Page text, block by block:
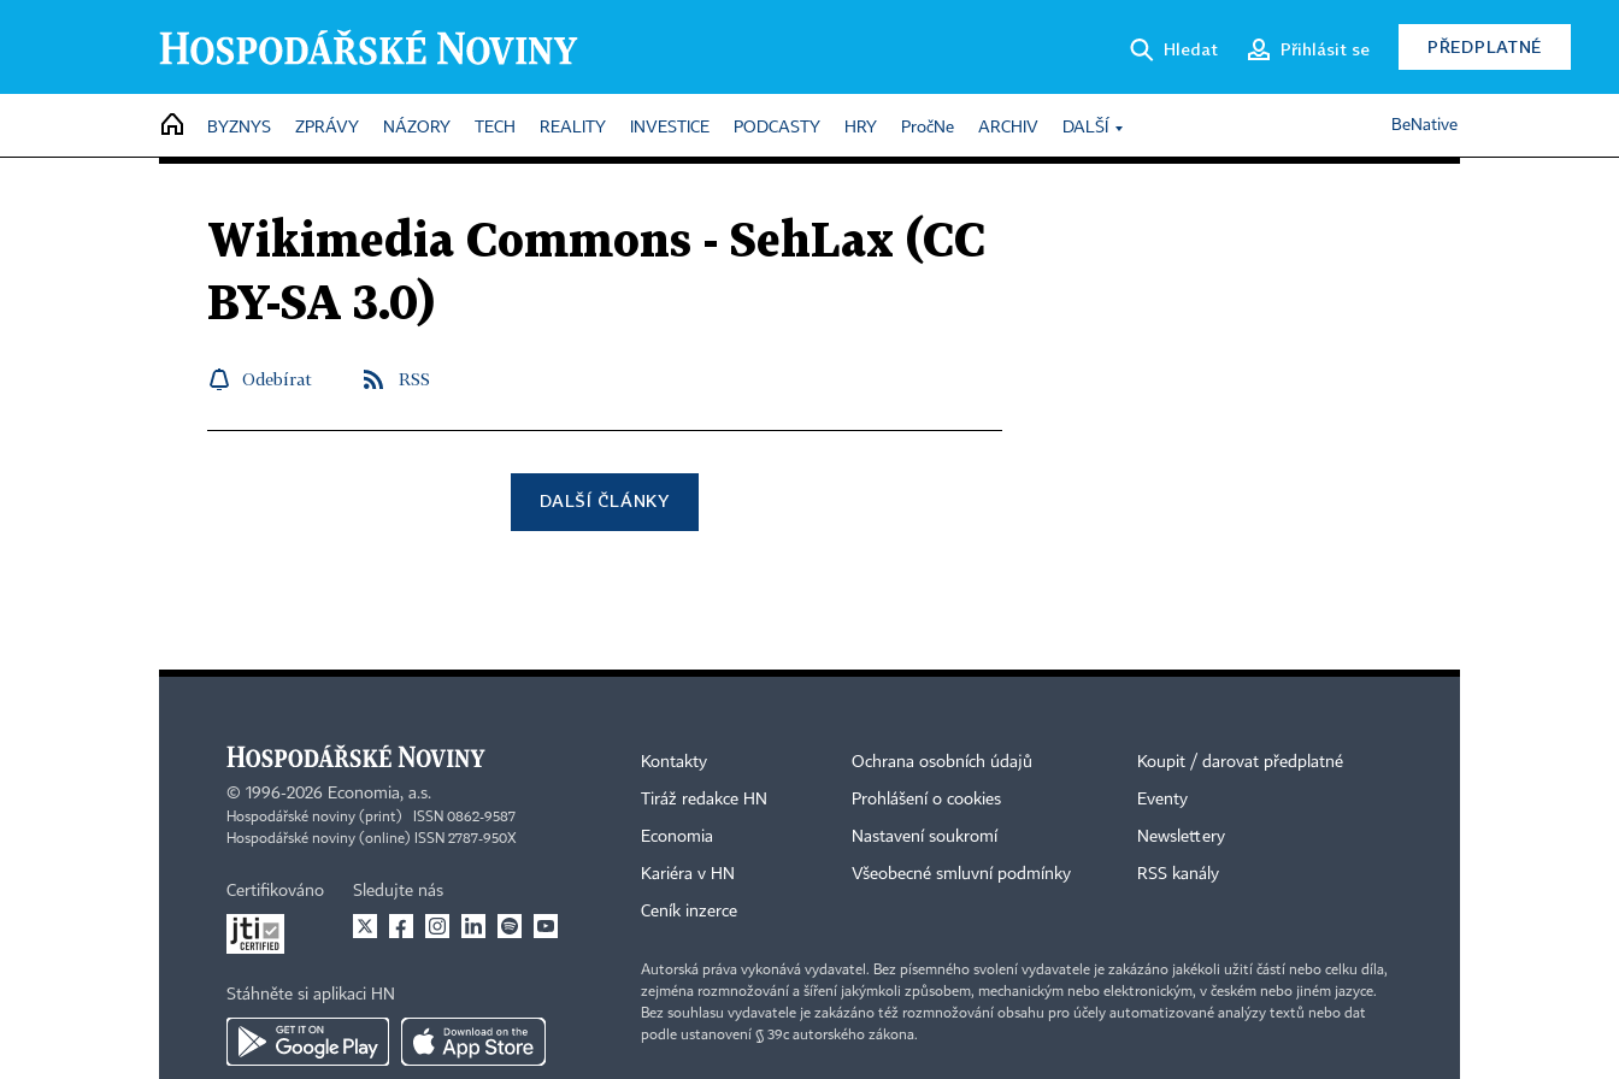
Hledat Přihlásit se PŘEDPLATNÉ
HOME
BYZNYS ZPRÁVY NÁZORY TECH REALITY INVESTICE PODCASTY HRY PročNe ARCHIV DALŠÍ BeNative
Wikimedia Commons - SehLax (CC
BY-SA 3.0)
Odebírat RSS
DALŠÍ ČLÁNKY
© 1996-2026 Economia, a.s.
Hospodářské noviny (print) ISSN 0862-9587
Hospodářské noviny (online) ISSN 2787-950X
Certifikováno Sledujte nás
Stáhněte si aplikaci HN
Kontakty
Tiráž redakce HN
Economia
Kariéra v HN
Ceník inzerce
Ochrana osobních údajů
Prohlášení o cookies
Nastavení soukromí
Všeobecné smluvní podmínky
Koupit / darovat předplatné
Eventy
Newslettery
RSS kanály
Autorská práva vykonává vydavatel. Bez písemného svolení vydavatele je zakázáno jakékoli užití částí nebo celku díla,
zejména rozmnožování a šíření jakýmkoli způsobem, mechanickým nebo elektronickým, v českém nebo jiném jazyce.
Bez souhlasu vydavatele je zakázáno též rozmnožování obsahu pro účely automatizované analýzy textů nebo dat
podle ustanovení § 39c autorského zákona.